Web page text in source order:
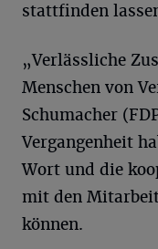
stattfinden
„Verlässliche
Menschen von
Schumacher
Vergangenheit
Wort und die
mit den
können.